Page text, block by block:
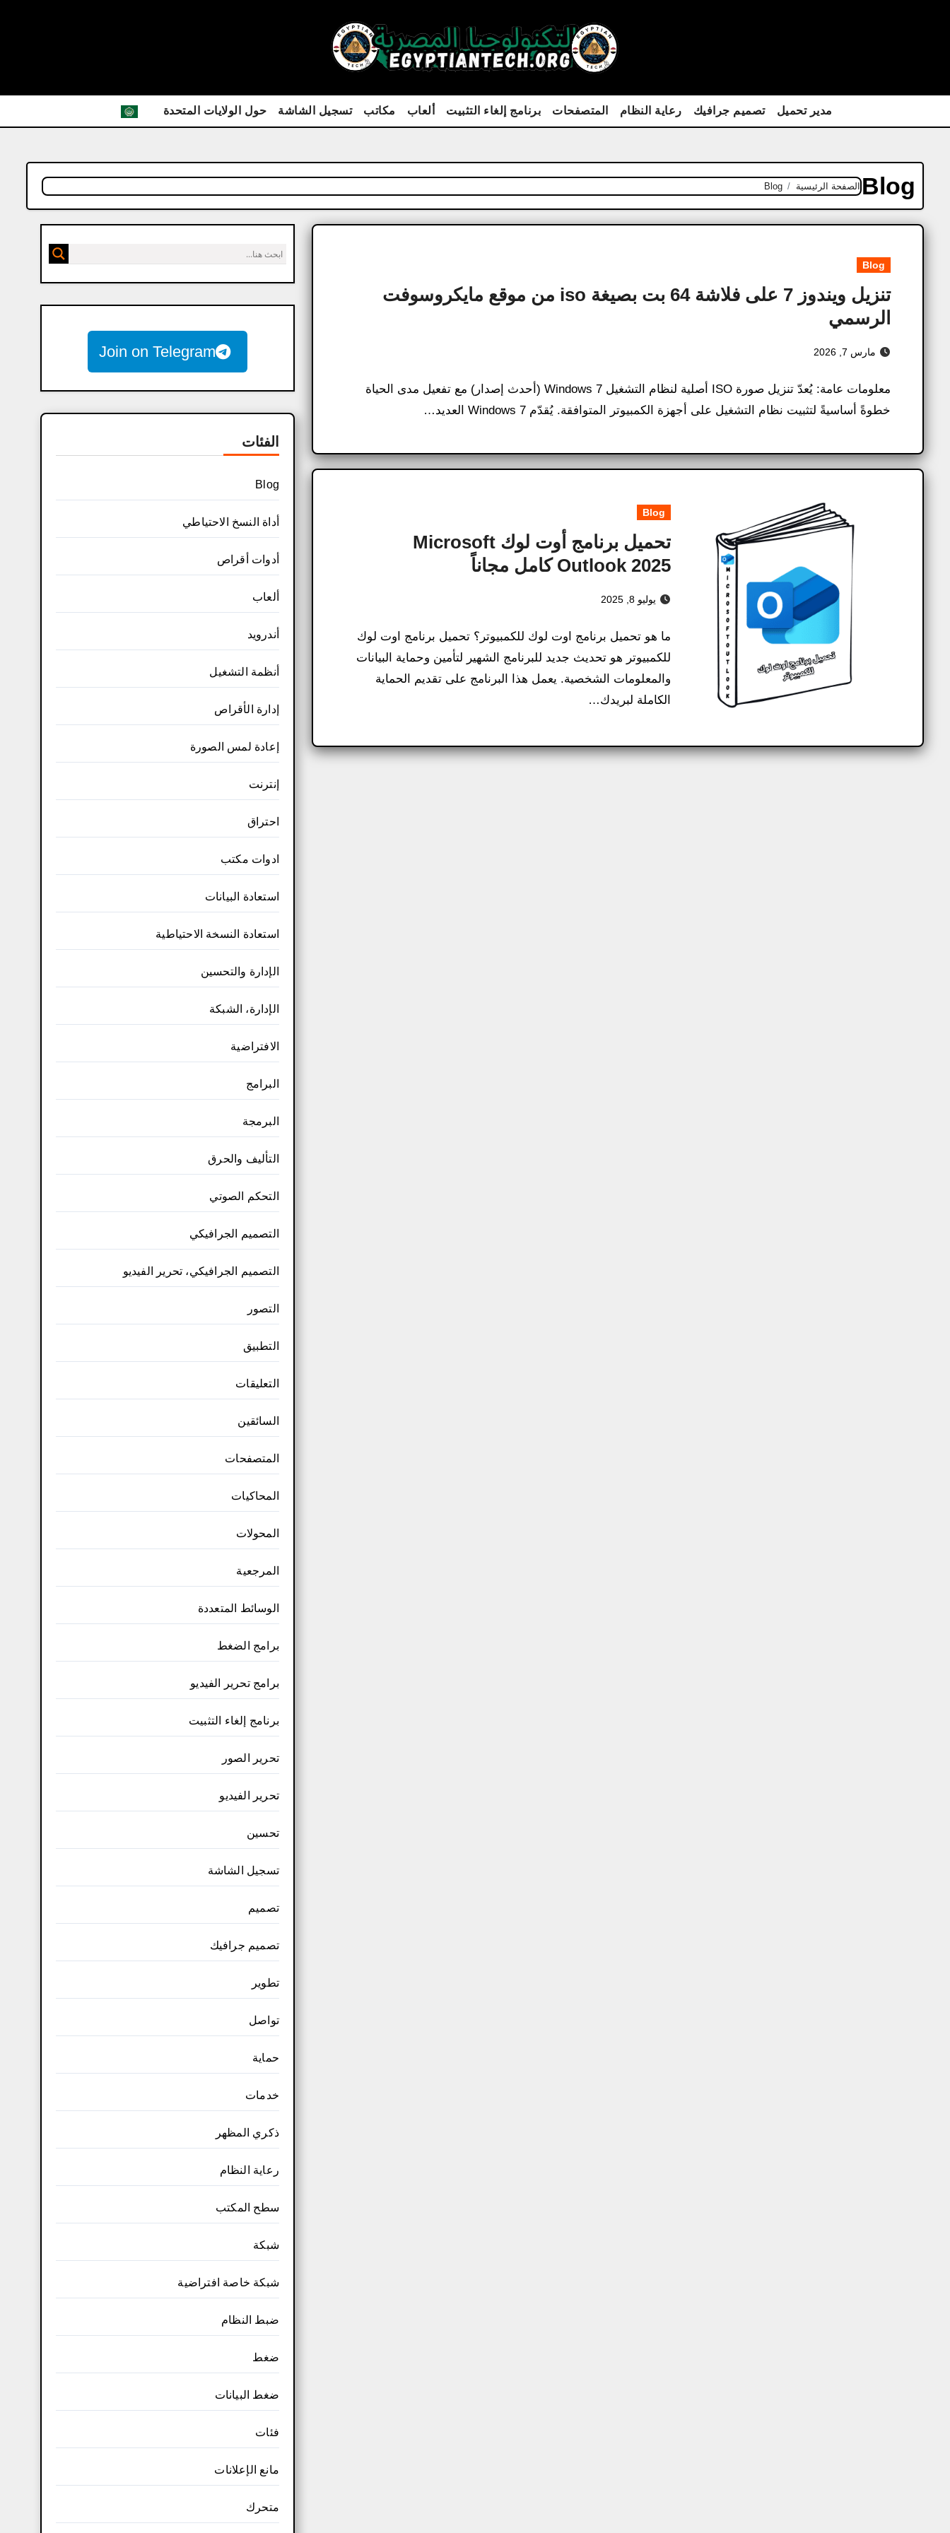
مدير تحميل تصميم جرافيك رعاية النظام المتصفحات برنامج إلغاء التثبيت ألعاب مكاتب تسجيل الشاشة حول الولايات المتحدة
Blog الصفحة الرئيسية Blog
Blog
تنزيل ويندوز 7 على فلاشة 64 بت بصيغة iso من موقع مايكروسوفت
الرسمي
مارس 7, 2026
معلومات عامة: يُعدّ تنزيل صورة ISO أصلية لنظام التشغيل Windows 7 (أحدث إصدار) مع تفعيل مدى الحياة
خطوةً أساسيةً لتثبيت نظام التشغيل على أجهزة الكمبيوتر المتوافقة. يُقدّم Windows 7 العديد…
Blog
تحميل برنامج أوت لوك Microsoft
Outlook 2025 كامل مجاناً
يوليو 8, 2025
ما هو تحميل برنامج اوت لوك للكمبيوتر؟ تحميل برنامج اوت لوك
للكمبيوتر​ هو تحديث جديد للبرنامج الشهير لتأمين وحماية البيانات
والمعلومات الشخصية. يعمل هذا البرنامج على تقديم الحماية
الكاملة لبريدك…
Join on Telegram
الفئات
Blog
أداة النسخ الاحتياطي
أدوات أقراص
ألعاب
أندرويد
أنظمة التشغيل
إدارة الأقراص
إعادة لمس الصورة
إنترنت
احتراق
ادوات مكتب
استعادة البيانات
استعادة النسخة الاحتياطية
الإدارة والتحسين
الإدارة، الشبكة
الافتراضية
البرامج
البرمجة
التأليف والحرق
التحكم الصوتي
التصميم الجرافيكي
التصميم الجرافيكي، تحرير الفيديو
التصور
التطبيق
التعليقات
السائقين
المتصفحات
المحاكيات
المحولات
المرجعية
الوسائط المتعددة
برامج الضغط
برامج تحرير الفيديو
برنامج إلغاء التثبيت
تحرير الصور
تحرير الفيديو
تحسين
تسجيل الشاشة
تصميم
تصميم جرافيك
تطوير
تواصل
حماية
خدمات
ذكري المظهر
رعاية النظام
سطح المكتب
شبكة
شبكة خاصة افتراضية
ضبط النظام
ضغط
ضغط البيانات
فئات
مانع الإعلانات
متحرك